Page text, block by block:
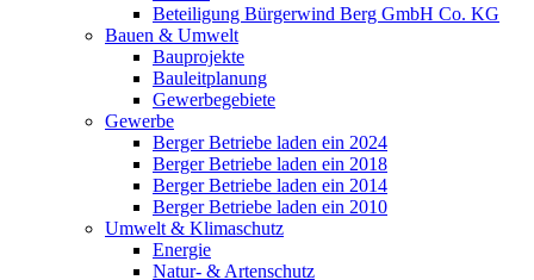
Beteiligung Bürgerwind Berg GmbH Co. KG
Bauen & Umwelt
Bauprojekte
Bauleitplanung
Gewerbegebiete
Gewerbe
Berger Betriebe laden ein 2024
Berger Betriebe laden ein 2018
Berger Betriebe laden ein 2014
Berger Betriebe laden ein 2010
Umwelt & Klimaschutz
Energie
Natur- & Artenschutz